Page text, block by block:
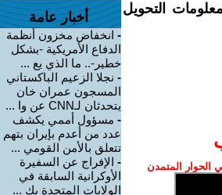
التحويل
المتمدن
أخبار عامة
- انخفاض مخزون أنظمة
الدفاع الأمريكية -بشكل
خطير-.. ما الذي يع ...
- نجلا الزعيم الباكستاني
المسجون عمران خان
يتحدثان لـCNN عن وا ...
- مسؤول أممي يكشف
عدد من أعدم بإيران بتهم
تتعلق بالأمن القومي ...
- الإفراج عن السفيرة
الأوكرانية السابقة في
الولايات المتحدة بك ...